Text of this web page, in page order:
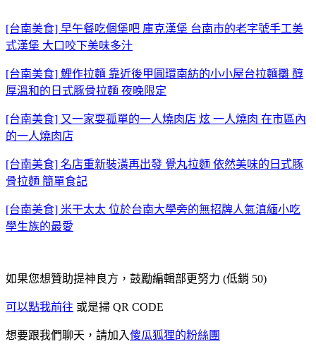
[台南美食] 早午餐吃個堡吧 庫克漢堡 台南市的老字號手工美
式漢堡 大口咬下美味多汁
[台南美食] 鯉作拉麵 靠近後甲圓環南紡的小小屋台拉麵攤 醇
厚溫和的日式豚骨拉麵 夜晚限定
[台南美食] 又一家耍孤單的一人燒肉店 炫 一人燒肉 在市區內
的一人燒肉店
[台南美食] 名店重新裝潢再出發 覺丸拉麵 依然美味的日式豚
骨拉麵 簡單食記
[台南美食] 米干太太 位於台南大學旁的無招牌人氣滇緬小吃
學生族的最愛
如果您想贊助提神良方，鼓勵編輯部更努力 (低銷 50)
可以點我前往 或是掃 QR CODE
想要跟我們聊天，請加入傻瓜狐狸的粉絲團